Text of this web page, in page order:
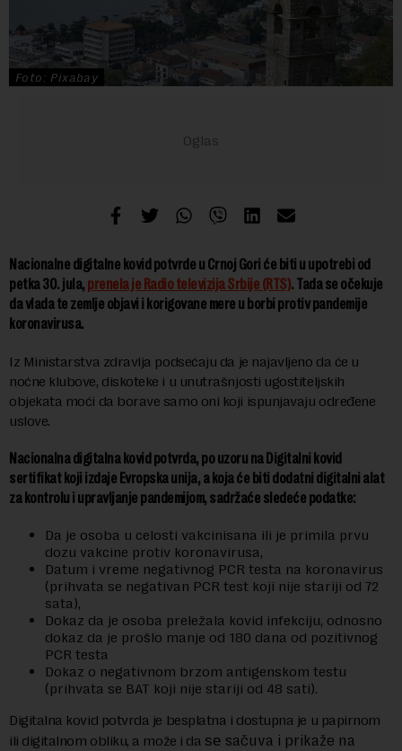
Foto: Pixabay
Nacionalne digitalne kovid potvrde u Crnoj Gori će biti u upotrebi od
petka 30. jula, prenela je Radio televizija Srbije (RTS). Tada se očekuje
da vlada te zemlje objavi i korigovane mere u borbi protiv pandemije
koronavirusa.
Iz Ministarstva zdravlja podsećaju da je najavljeno da će u
noćne klubove, diskoteke i u unutrašnjosti ugostiteljskih
objekata moći da borave samo oni koji ispunjavaju određene
uslove.
Nacionalna digitalna kovid potvrda, po uzoru na Digitalni kovid
sertifikat koji izdaje Evropska unija, a koja će biti dodatni digitalni alat
za kontrolu i upravljanje pandemijom, sadržaće sledeće podatke:
Da je osoba u celosti vakcinisana ili je primila prvu
dozu vakcine protiv koronavirusa,
Datum i vreme negativnog PCR testa na koronavirus
(prihvata se negativan PCR test koji nije stariji od 72
sata),
Dokaz da je osoba preležala kovid infekciju, odnosno
dokaz da je prošlo manje od 180 dana od pozitivnog
PCR testa
Dokaz o negativnom brzom antigenskom testu
(prihvata se BAT koji nije stariji od 48 sati).
Digitalna kovid potvrda je besplatna i dostupna je u papirnom
ili digitalnom obliku, a može i da se sačuva i prikaže na